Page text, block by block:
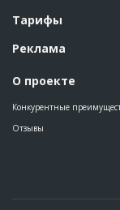
Тарифы
Реклама
О проекте
Конкурентные
Отзывы